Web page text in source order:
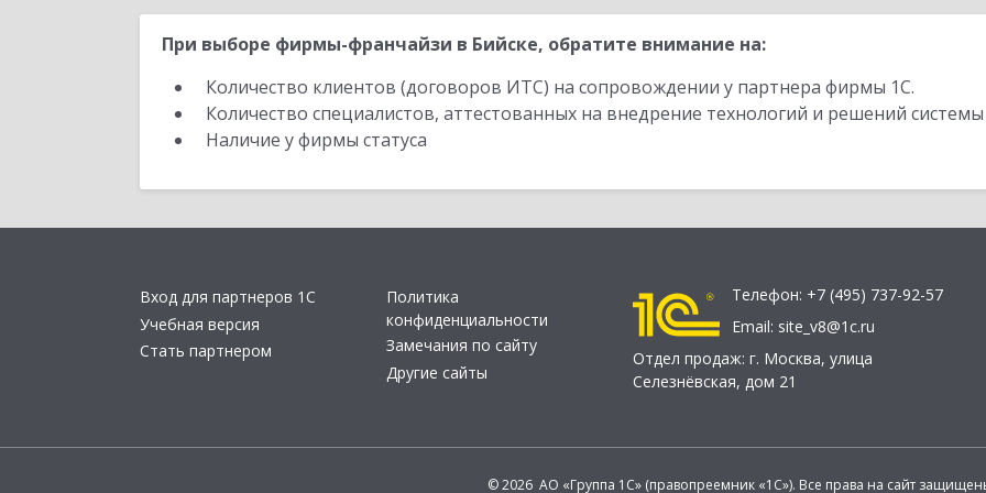
При выборе фирмы-франчайзи в Бийске, обратите внимание на:
Количество клиентов (договоров ИТС) на сопровождении у партнера фирмы 1С.
Количество специалистов, аттестованных на внедрение технологий и решений
Наличие у фирмы статуса
Вход для партнеров 1С
Учебная версия
Стать партнером
Политика
конфиденциальности
Замечания по сайту
Другие сайты
Телефон: +7 (495) 737-92-57
Email: site_v8@1c.ru
Отдел продаж: г. Москва, улица
Селезнёвская, дом 21
© 2026 АО «Группа 1С» (правопреемник «1С»). Все права на сайт